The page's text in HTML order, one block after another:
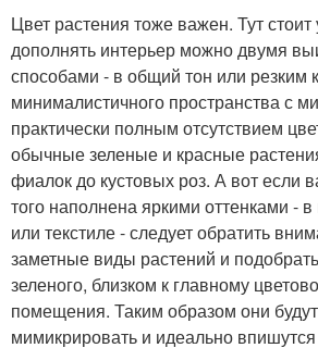
Цвет растения тоже важен. Тут стоит
дополнять интерьер можно двумя
способами - в общий тон или резким
минималистичного пространства с
практически полным отсутствием
обычные зеленые и красные
фиалок до кустовых роз. А вот если
того наполнена яркими оттенками -
или текстиле - следует обратить
заметные виды растений и
зеленого, близком к главному
помещения. Таким образом они
мимикрировать и идеально